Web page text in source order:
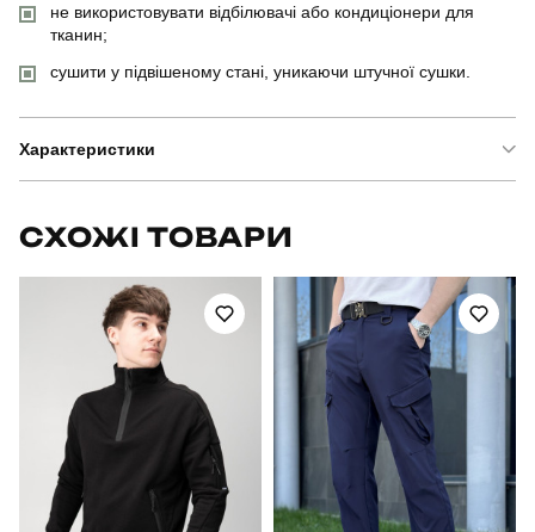
не використовувати відбілювачі або кондиціонери для
тканин;
сушити у підвішеному стані, уникаючи штучної сушки.
Характеристики
OWku2765Sba
куртка
Призначення для повсякденного носіння
Стать чоловічий
СХОЖІ ТОВАРИ